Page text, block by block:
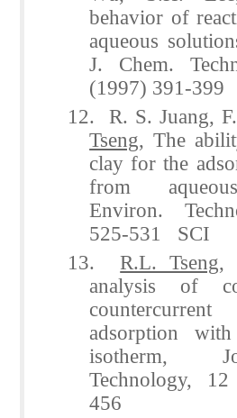
behavior of
aqueous
J. Chem.
(1997) 391-
12. R. S. Juang,
Tseng, The
clay for the
from
Environ.
525-531 SCI
13.R.L. Tseng,
analysis of
adsorption
isotherm,
Technology,
456